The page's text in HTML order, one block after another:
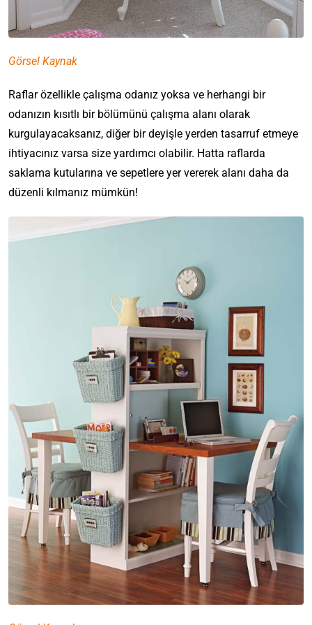
Görsel Kaynak
Raflar özellikle çalışma odanız yoksa ve herhangi bir
odanızın kısıtlı bir bölümünü çalışma alanı olarak
kurgulayacaksanız, diğer bir deyişle yerden tasarruf etmeye
ihtiyacınız varsa size yardımcı olabilir. Hatta raflarda
saklama kutularına ve sepetlere yer vererek alanı daha da
düzenli kılmanız mümkün!